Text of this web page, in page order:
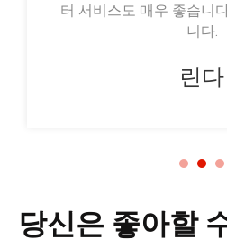
터 서비스도 매우 좋습니
니다.
린다
당신은 좋아할